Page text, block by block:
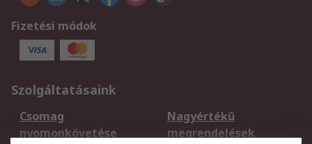
Fizetési módok
Szolgáltatásaink
Csomag
nyomonkövetése
Nagyértékű
megrendelések